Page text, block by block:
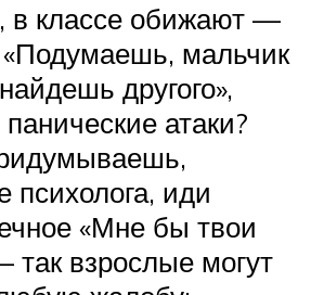
в классе обижают —
мальчик
другого»,
атаки?
психолога, иди
«Мне бы твои
взрослые могут